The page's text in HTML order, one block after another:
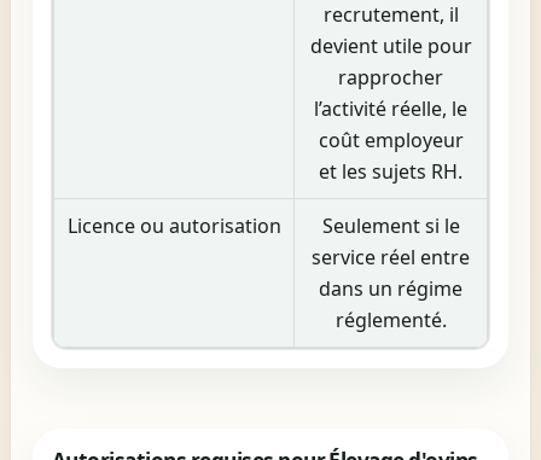
recrutement, il
devient utile pour
rapprocher
l’activité réelle, le
coût employeur
et les sujets RH.
Licence ou autorisation
Seulement si le
service réel entre
dans un régime
réglementé.